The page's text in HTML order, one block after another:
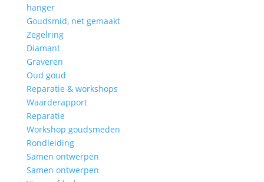
hanger
Goudsmid, net gemaakt
Zegelring
Diamant
Graveren
Oud goud
Reparatie & workshops
Waarderapport
Reparatie
Workshop goudsmeden
Rondleiding
Samen ontwerpen
Samen ontwerpen